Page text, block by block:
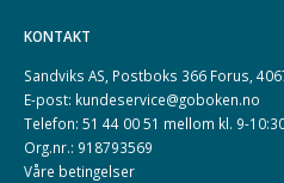
KONTAKT
Sandviks AS, Postboks 366 Forus,
E-post: kundeservice@goboken.no
Telefon: 51 44 00 51 mellom kl. 9-
Org.nr.: 918793569
Våre betingelser